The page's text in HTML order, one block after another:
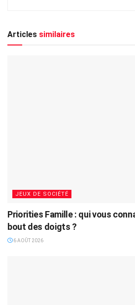
Articles similaires
JEUX DE SOCIÉTÉ
Priorities Famille : qui vous
bout des doigts ?
6 AOÛT 2026